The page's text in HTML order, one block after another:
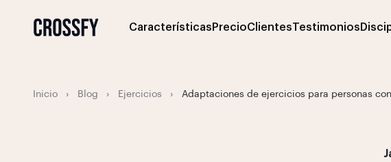
Características PrecioClientesTestimonios
Inicio › Blog › Ejercicios › Adaptaciones de ejercicios para personas